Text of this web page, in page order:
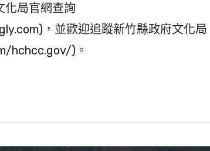
化局官網查詢
，並歡迎追蹤新竹縣政府文化局
hchcc.gov/)。